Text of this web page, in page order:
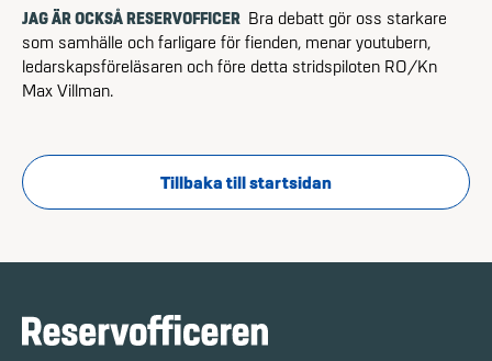
JAG ÄR OCKSÅ RESERVOFFICER Bra debatt gör oss starkare
som samhälle och farligare för fienden, menar youtubern,
ledarskapsföreläsaren och före detta stridspiloten RO/Kn
Max Villman.
Tillbaka till startsidan